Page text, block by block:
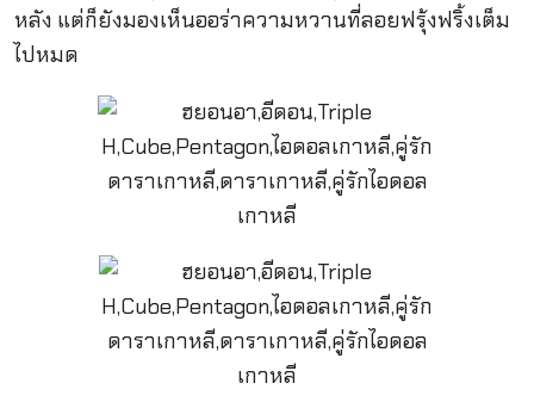
หลัง แต่ก็ยังมองเห็นออร่าความหวานที่ลอยฟรุ้งฟริ้งเต็ม
ไปหมด